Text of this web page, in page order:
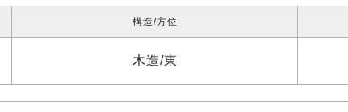
構造 方位
木造 東